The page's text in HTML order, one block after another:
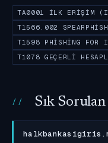
TA0001 İLK ERIŞIM
T1566.002
T1598 PHISHING FOR
T1078 GEÇERLI
Sık